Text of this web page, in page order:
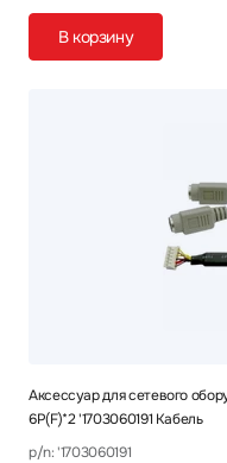
В корзину
Аксессуар для сетевого
6P(F)*2 '1703060191 Кабель
p/n: '1703060191